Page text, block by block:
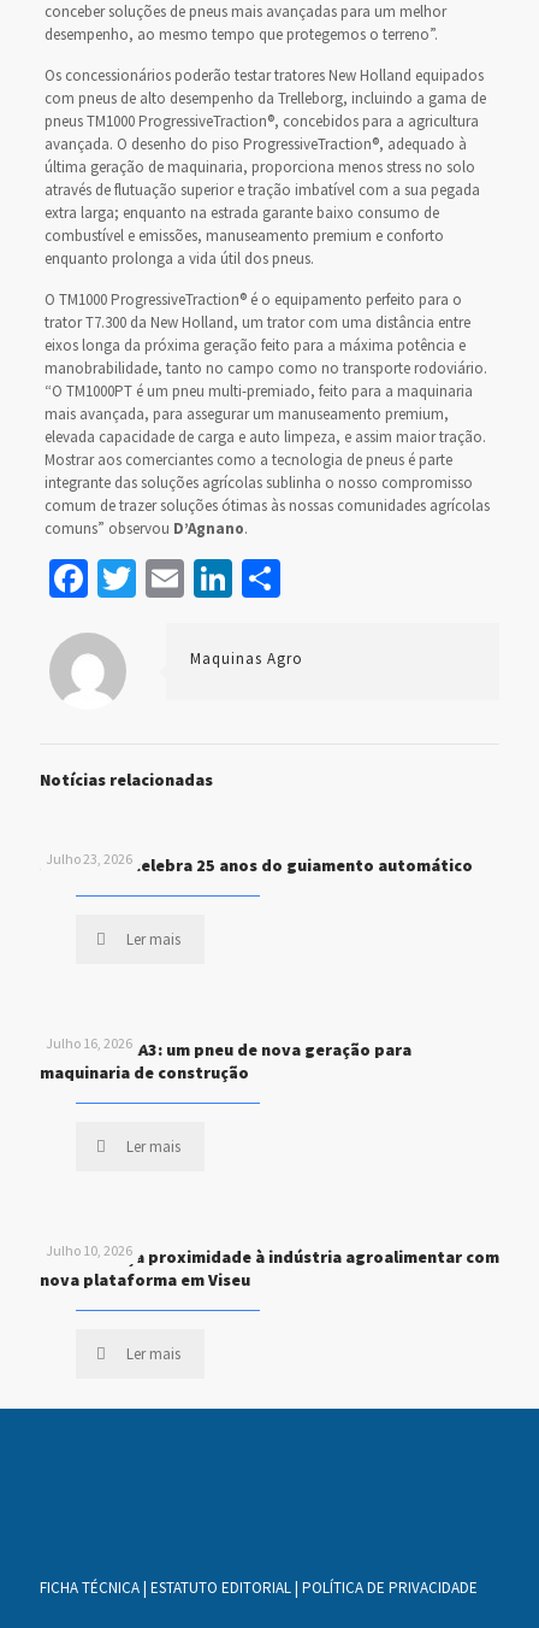
conceber soluções de pneus mais avançadas para um melhor
desempenho, ao mesmo tempo que protegemos o terreno”.
Os concessionários poderão testar tratores New Holland equipados
com pneus de alto desempenho da Trelleborg, incluindo a gama de
pneus TM1000 ProgressiveTraction®, concebidos para a agricultura
avançada. O desenho do piso ProgressiveTraction®, adequado à
última geração de maquinaria, proporciona menos stress no solo
através de flutuação superior e tração imbatível com a sua pegada
extra larga; enquanto na estrada garante baixo consumo de
combustível e emissões, manuseamento premium e conforto
enquanto prolonga a vida útil dos pneus.
O TM1000 ProgressiveTraction® é o equipamento perfeito para o
trator T7.300 da New Holland, um trator com uma distância entre
eixos longa da próxima geração feito para a máxima potência e
manobrabilidade, tanto no campo como no transporte rodoviário.
“O TM1000PT é um pneu multi-premiado, feito para a maquinaria
mais avançada, para assegurar um manuseamento premium,
elevada capacidade de carga e auto limpeza, e assim maior tração.
Mostrar aos comerciantes como a tecnologia de pneus é parte
integrante das soluções agrícolas sublinha o nosso compromisso
comum de trazer soluções ótimas às nossas comunidades agrícolas
comuns” observou D’Agnano.
Facebook
Twitter
EmailLinkedIn
Share
Maquinas Agro
Notícias relacionadas
Julho 23, 2026
John Deere celebra 25 anos do guiamento automático
Ler mais
Julho 16, 2026
MICHELIN XHA3: um pneu de nova geração para
maquinaria de construção
Ler mais
Julho 10, 2026
STEF reforça proximidade à indústria agroalimentar com
nova plataforma em Viseu
Ler mais
FICHA TÉCNICA| ESTATUTO EDITORIAL| POLÍTICA DE PRIVACIDADE